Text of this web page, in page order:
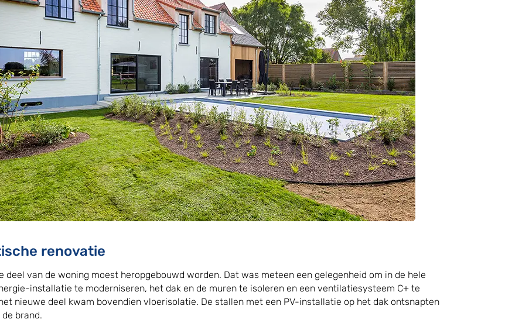
renovatie
deel van de woning moest heropgebouwd worden. Dat was meteen een gelegenheid om in de hele
installatie te moderniseren, het dak en de muren te isoleren en een ventilatiesysteem C+ te
nieuwe deel kwam bovendien vloerisolatie. De stallen met een PV-installatie op het dak ontsnapten
brand.